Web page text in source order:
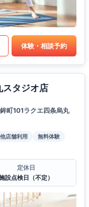
体験・相談予約
スタジオ店
町101ラクエ四条烏丸
他店舗利用
無料体験
定休日
設点検日（不定）